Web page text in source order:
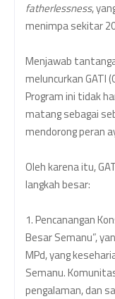
fatherlessness,
menimpa sekitar
Menjawab
meluncurkan GATI
Program ini tidak
matang sebagai
mendorong peran
Oleh karena itu,
langkah besar:
1. Pencanangan
Besar Semanu”,
MPd, yang
Semanu.
pengalaman, dan